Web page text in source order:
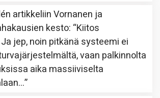
artikkeliinVornanen ja
kesto: “Kiitos
jep, noin pitkänä systeemi ei
vaan palkinnolta
aika massiiviselta
”